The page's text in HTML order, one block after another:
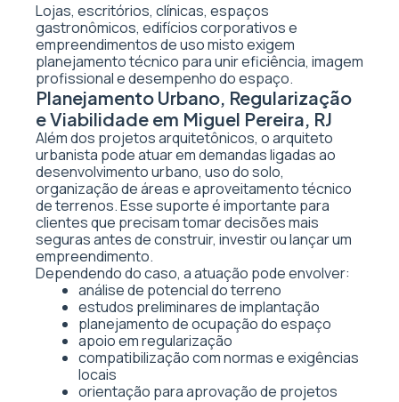
Lojas, escritórios, clínicas, espaços
gastronômicos, edifícios corporativos e
empreendimentos de uso misto exigem
planejamento técnico para unir eficiência, imagem
profissional e desempenho do espaço.
Planejamento Urbano, Regularização
e Viabilidade em Miguel Pereira, RJ
Além dos projetos arquitetônicos, o arquiteto
urbanista pode atuar em demandas ligadas ao
desenvolvimento urbano, uso do solo,
organização de áreas e aproveitamento técnico
de terrenos. Esse suporte é importante para
clientes que precisam tomar decisões mais
seguras antes de construir, investir ou lançar um
empreendimento.
Dependendo do caso, a atuação pode envolver:
análise de potencial do terreno
estudos preliminares de implantação
planejamento de ocupação do espaço
apoio em regularização
compatibilização com normas e exigências
locais
orientação para aprovação de projetos